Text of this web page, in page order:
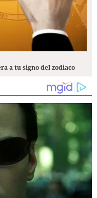
a tu signo del zodiaco